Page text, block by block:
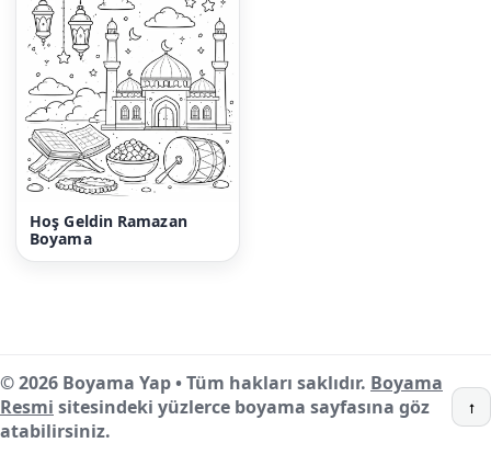
Hoş Geldin Ramazan
Boyama
© 2026 Boyama Yap • Tüm hakları saklıdır. Boyama
Resmi sitesindeki yüzlerce boyama sayfasına göz
atabilirsiniz.
↑